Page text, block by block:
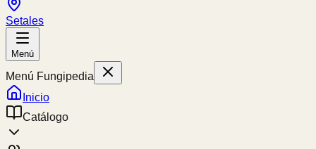
Setales
Menú
Menú Fungipedia
Inicio
Catálogo